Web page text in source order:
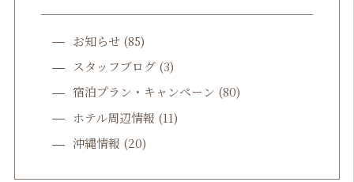
お知らせ(85)
スタッフブログ(3)
宿泊プラン・キャンペーン (80)
ホテル周辺情報 (11)
沖縄情報 (20)